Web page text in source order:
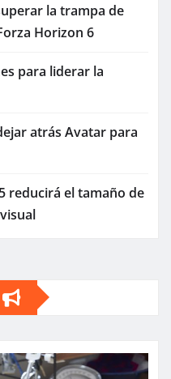
la trampa de
Horizon 6
para liderar la
atrás Avatar para
reducirá el tamaño de